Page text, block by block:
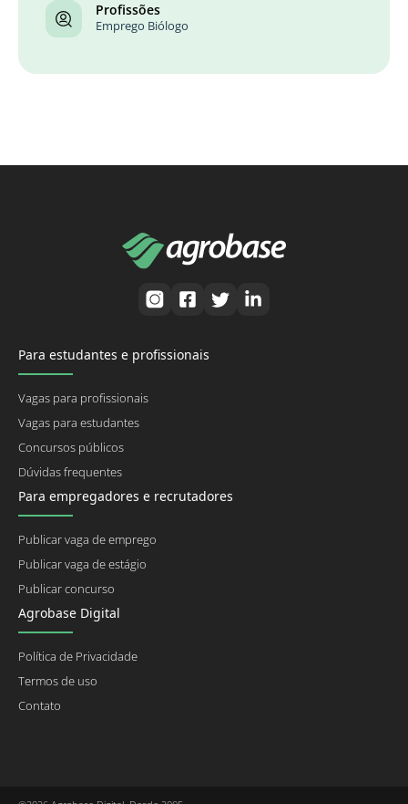
Profissões
Emprego Biólogo
Para estudantes e profissionais
Vagas para profissionais
Vagas para estudantes
Concursos públicos
Dúvidas frequentes
Para empregadores e recrutadores
Publicar vaga de emprego
Publicar vaga de estágio
Publicar concurso
Agrobase Digital
Política de Privacidade
Termos de uso
Contato